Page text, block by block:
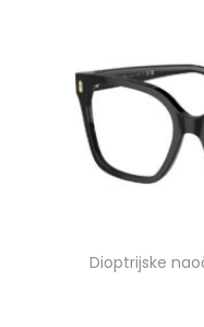
Dioptrijske